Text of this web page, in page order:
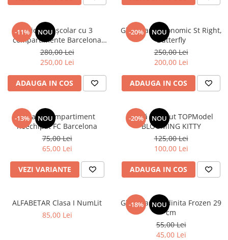
-11% NOU
Ghiozdan școlar cu 3
compartimente Barcelona
AB340 Astrabag albastru/rosu
280,00 Lei
250,00 Lei
ADAUGA IN COS
-20% NOU
Ghiozdan ergonomic St Right,
Butterfly
250,00 Lei
200,00 Lei
ADAUGA IN COS
-13% NOU
Penar 1 compartiment
neechipat FC Barcelona
75,00 Lei
65,00 Lei
VEZI VARIANTE
-20% NOU
Sticlă de băut TOPModel
BLOOMING KITTY
125,00 Lei
100,00 Lei
ADAUGA IN COS
ALFABETAR Clasa I NumLit
85,00 Lei
-18% NOU
Ghiozdan gradinita Frozen 29
cm
55,00 Lei
45,00 Lei